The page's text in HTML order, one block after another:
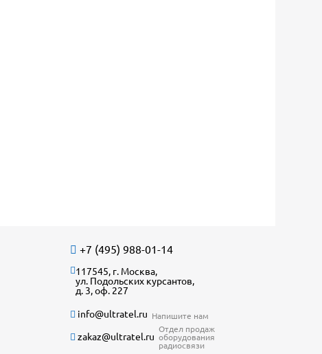
+7 (495) 988-01-14
117545, г. Москва,
ул. Подольских курсантов,
д. 3, оф. 227
info@ultratel.ru Напишите нам
zakaz@ultratel.ru
Отдел продаж
оборудования
радиосвязи